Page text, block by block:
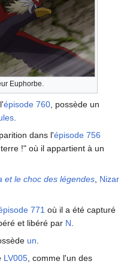
Euphorbe.
épisode 760 , possède un
dans l'épisode 756
!" où il appartient à un
et le choc des légendes Nizar
771 où il a été capturé
et libéré par N
un
LV005 , comme l'un des